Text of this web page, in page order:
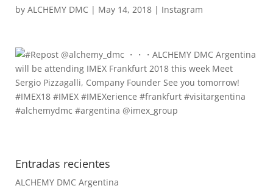
by ALCHEMY DMC | May 14, 2018| Instagram
Entradas recientes
ALCHEMY DMC Argentina